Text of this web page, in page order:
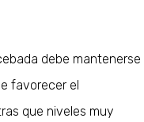
debe mantenerse
favorecer el
que niveles muy